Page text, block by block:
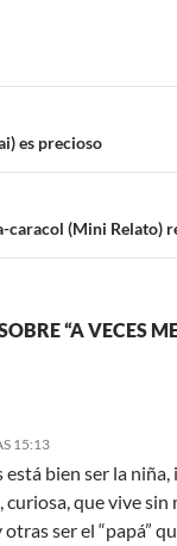
es precioso
caracol (Mini Relato)
“A VECES
15:13
está bien ser la niña,
curiosa, que vive sin
ser el “papá”